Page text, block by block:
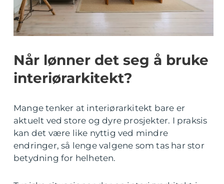
Når lønner det seg å bruke
interiørarkitekt?
Mange tenker at interiørarkitekt bare er
aktuelt ved store og dyre prosjekter. I praksis
kan det være like nyttig ved mindre
endringer, så lenge valgene som tas har stor
betydning for helheten.